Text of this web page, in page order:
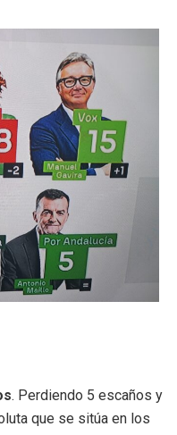
. Perdiendo 5 escaños y
que se sitúa en los